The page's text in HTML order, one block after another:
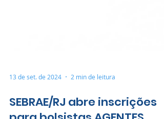
13 de set. de 2024 2 min de leitura